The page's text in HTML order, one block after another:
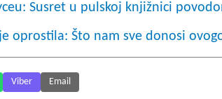
Susret u pulskoj knjižnici
oprostila: Što nam sve donosi
Viber Email